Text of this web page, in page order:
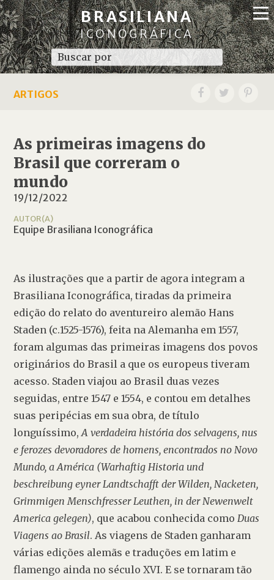
BRASILIANA
ICONOGRÁFICA
ARTIGOS
As primeiras imagens do
Brasil que correram o
mundo
19/12/2022
AUTOR(A)
Equipe Brasiliana Iconográfica
As ilustrações que a partir de agora integram a
Brasiliana Iconográfica, tiradas da primeira
edição do relato do aventureiro alemão Hans
Staden (c.1525-1576), feita na Alemanha em 1557,
foram algumas das primeiras imagens dos povos
originários do Brasil a que os europeus tiveram
acesso. Staden viajou ao Brasil duas vezes
seguidas, entre 1547 e 1554, e contou em detalhes
suas peripécias em sua obra, de título
longuíssimo, A verdadeira história dos selvagens, nus
e ferozes devoradores de homens, encontrados no Novo
Mundo, a América (Warhaftig Historia und
beschreibung eyner Landtschafft der Wilden, Nacketen,
Grimmigen Menschfresser Leuthen, in der Newenwelt
America gelegen), que acabou conhecida como Duas
Viagens ao Brasil. As viagens de Staden ganharam
várias edições alemãs e traduções em latim e
flamengo ainda no século XVI. E se tornaram tão